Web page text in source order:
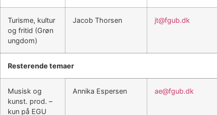
Turisme, kultur
og fritid (Grøn
ungdom)
Jacob Thorsen jt@fgub.dk
Resterende temaer
Musisk og
kunst. prod. –
kun på EGU
Annika Espersen ae@fgub.dk